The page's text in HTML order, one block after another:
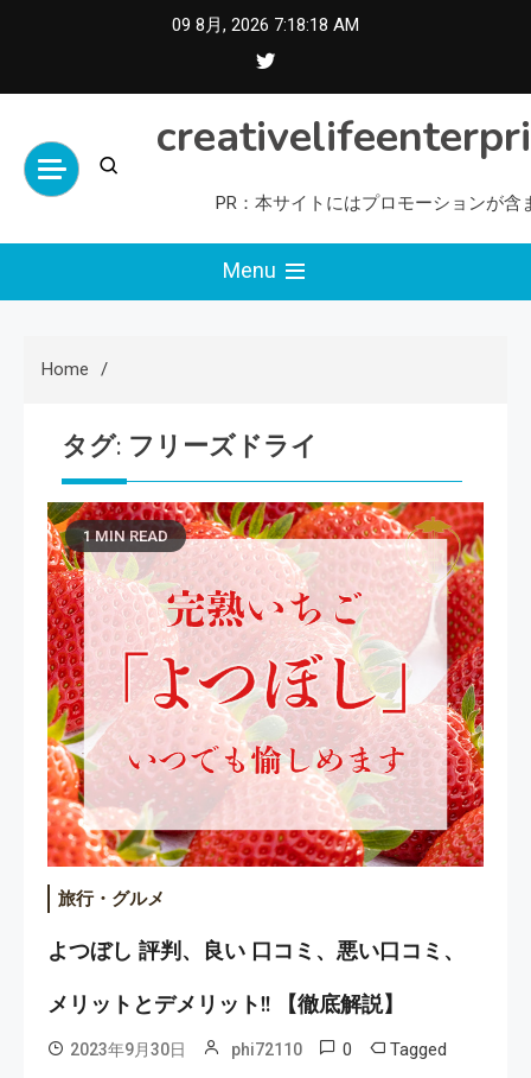
09 8月, 2026 7:18:18 AM
PR：本サイトにはプロモーションが含
Menu
Home
タグ: フリーズドライ
1 MIN READ
旅行・グルメ
よつぼし 評判、良い 口コミ、悪い口コミ、
メリットとデメリット!! 【徹底解説】
2023年9月30日 phi72110 0 Tagged